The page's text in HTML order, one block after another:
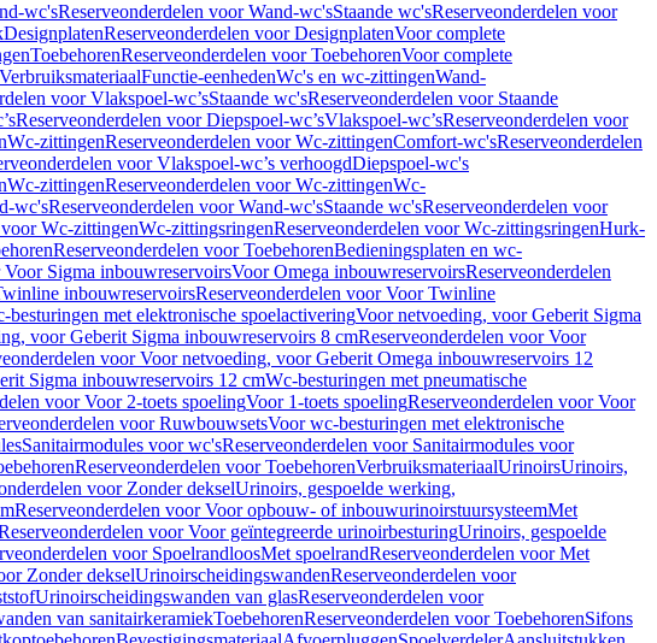
wc'sReserveonderdelen voor Wand-wc'sStaande wc'sReserveonderdelen voor
DesignplatenReserveonderdelen voor DesignplatenVoor complete
ToebehorenReserveonderdelen voor ToebehorenVoor complete
VerbruiksmateriaalFunctie-eenhedenWc's en wc-zittingenWand-
voor Vlakspoel-wc’sStaande wc'sReserveonderdelen voor Staande
Reserveonderdelen voor Diepspoel-wc’sVlakspoel-wc’sReserveonderdelen voor
Wc-zittingenReserveonderdelen voor Wc-zittingenComfort-wc'sReserveonderdelen
voor Vlakspoel-wc’s verhoogdDiepspoel-wc's
Wc-zittingenReserveonderdelen voor Wc-zittingenWc-
wc'sReserveonderdelen voor Wand-wc'sStaande wc'sReserveonderdelen voor
Wc-zittingenWc-zittingsringenReserveonderdelen voor Wc-zittingsringenHurk-
Reserveonderdelen voor ToebehorenBedieningsplaten en wc-
Sigma inbouwreservoirsVoor Omega inbouwreservoirsReserveonderdelen
inbouwreservoirsReserveonderdelen voor Voor Twinline
besturingen met elektronische spoelactiveringVoor netvoeding, voor Geberit Sigma
voor Geberit Sigma inbouwreservoirs 8 cmReserveonderdelen voor Voor
voor Voor netvoeding, voor Geberit Omega inbouwreservoirs 12
Sigma inbouwreservoirs 12 cmWc-besturingen met pneumatische
voor Voor 2-toets spoelingVoor 1-toets spoelingReserveonderdelen voor Voor
voor RuwbouwsetsVoor wc-besturingen met elektronische
Sanitairmodules voor wc'sReserveonderdelen voor Sanitairmodules voor
Reserveonderdelen voor ToebehorenVerbruiksmateriaalUrinoirsUrinoirs,
voor Zonder dekselUrinoirs, gespoelde werking,
Reserveonderdelen voor Voor opbouw- of inbouwurinoirstuursysteemMet
voor Voor geïntegreerde urinoirbesturingUrinoirs, gespoelde
voor SpoelrandloosMet spoelrandReserveonderdelen voor Met
Zonder dekselUrinoirscheidingswandenReserveonderdelen voor
Urinoirscheidingswanden van glasReserveonderdelen voor
van sanitairkeramiekToebehorenReserveonderdelen voor ToebehorenSifons